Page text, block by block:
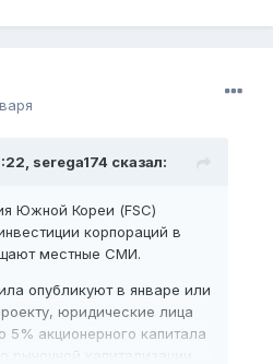
serega174 сказал:
Южной Кореи (FSC)
корпораций в
местные СМИ.
опубликуют в январе или
юридические лица
5% акционерного капитала
рыночной капитализации.